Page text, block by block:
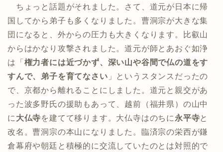
ちょっと話題がそれました。さて、道元が日本に帰
国してから弟子も多くなりました。曹洞宗が大きな集
団になると、外からの圧力も大きくなります。比叡山
からはかなり攻撃されました。道元が師とあおぐ如浄
は「 権力者には近づかず、深い山や谷間で仏の道をす
すんで、弟子を育てなさい 」というスタンスだったの
で、京都から離れることにしました。道元と親交があ
った波多野氏の援助もあって、越前（福井県）の山中
に 大仏寺を建てて移ります。大仏寺はのちに 永平寺と
改名。曹洞宗の本山になりました。臨済宗の栄西が鎌
倉幕府や朝廷と積極的に交流していたのとは対照的で